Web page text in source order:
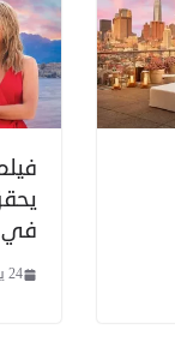
في
24 يونيو، 2019